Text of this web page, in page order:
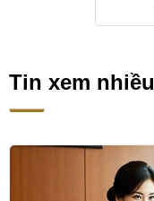
Tin xem nhiều